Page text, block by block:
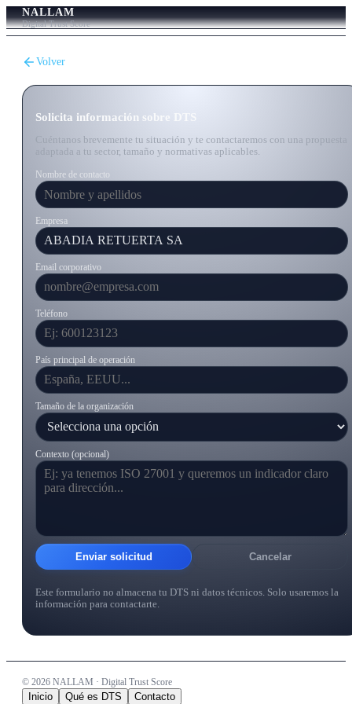
NALLAM
Digital Trust Score
Volver
Solicita información sobre DTS
Cuéntanos brevemente tu situación y te contactaremos con una propuesta
adaptada a tu sector, tamaño y normativas aplicables.
Nombre de contacto
Empresa
Email corporativo
Teléfono
País principal de operación
Tamaño de la organización
Contexto (opcional)
Enviar solicitud Cancelar
Este formulario no almacena tu DTS ni datos técnicos. Solo usaremos la
información para contactarte.
© 2026 NALLAM · Digital Trust Score
Inicio Qué es DTS Contacto